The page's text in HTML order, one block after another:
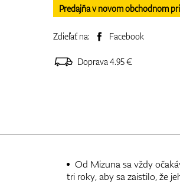
Predajňa v novom obchodnom
Zdieľať na: Facebook
Doprava 4.95 €
Od Mizuna sa vždy
tri roky, aby sa zaistilo, že